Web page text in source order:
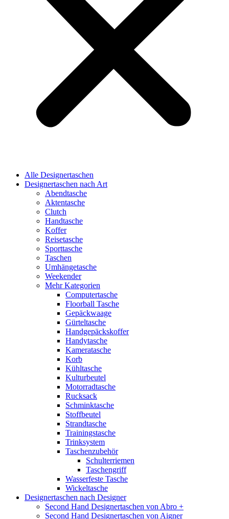
Alle Designertaschen
Designertaschen nach Art
Abendtasche
Aktentasche
Clutch
Handtasche
Koffer
Reisetasche
Sporttasche
Taschen
Umhängetasche
Weekender
Mehr Kategorien
Computertasche
Floorball Tasche
Gepäckwaage
Gürteltasche
Handgepäckskoffer
Handytasche
Kameratasche
Korb
Kühltasche
Kulturbeutel
Motorradtasche
Rucksack
Schminktasche
Stoffbeutel
Strandtasche
Trainingstasche
Trinksystem
Taschenzubehör
Schulterriemen
Taschengriff
Wasserfeste Tasche
Wickeltasche
Designertaschen nach Designer
Second Hand Designertaschen von Abro +
Second Hand Designertaschen von Aigner